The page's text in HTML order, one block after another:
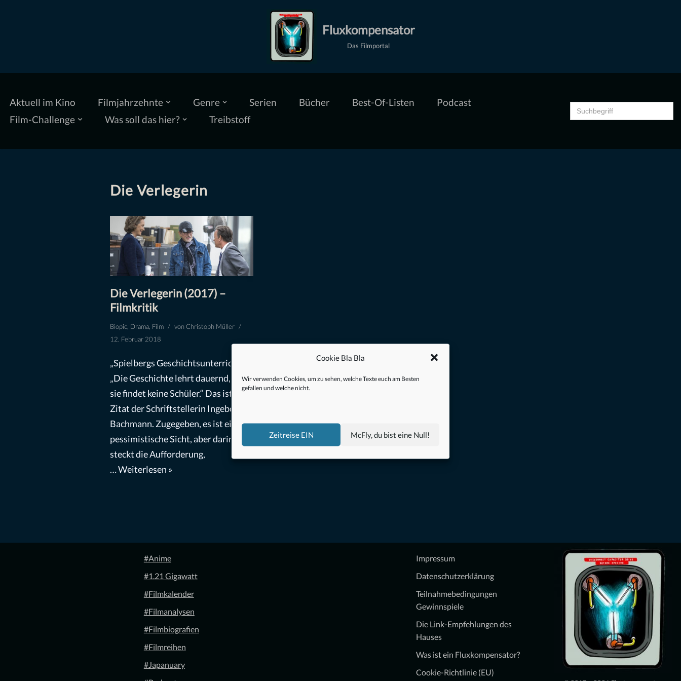
Cookie Bla Bla
Wir verwenden Cookies, um zu sehen, welche Texte euch am Besten
gefallen und welche nicht.
Zeitreise EIN McFly, du bist eine Null!
Fluxkompensator
Das Filmportal
Aktuell im Kino Filmjahrzehnte Genre Serien Bücher Best-Of-Listen
Podcast
Film-Challenge
Was soll das hier? Treibstoff
Search
for:
Die Verlegerin
Die Verlegerin (2017) –
Filmkritik
Biopic, Drama, Film vonChristoph Müller
12. Februar 2018
„Spielbergs Geschichtsunterricht“
„Die Geschichte lehrt dauernd, aber
sie findet keine Schüler.“ Das ist ein
Zitat der Schriftstellerin Ingeborg
Bachmann. Zugegeben, es ist eine
pessimistische Sicht, aber darin
steckt die Aufforderung,
…Weiterlesen »
#Anime
#1.21 Gigawatt
#Filmkalender
#Filmanalysen
#Filmbiografien
#Filmreihen
#Japanuary
Impressum
Datenschutzerklärung
Teilnahmebedingungen
Gewinnspiele
Die Link-Empfehlungen des
Hauses
Was ist ein Fluxkompensator?
Cookie-Richtlinie (EU)